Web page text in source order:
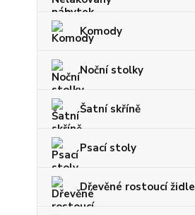
Komody
Noční stolky
Šatní skříně
Psací stoly
Dřevěné rostoucí židle